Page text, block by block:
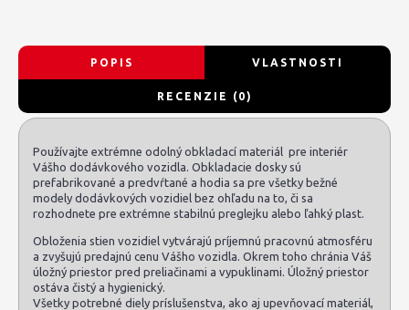
POPIS VLASTNOSTI
RECENZIE (0)
Používajte extrémne odolný obkladací materiál pre interiér
Vášho dodávkového vozidla. Obkladacie dosky sú
prefabrikované a predvŕtané a hodia sa pre všetky bežné
modely dodávkových vozidiel bez ohľadu na to, či sa
rozhodnete pre extrémne stabilnú preglejku alebo ľahký plast.
Obloženia stien vozidiel vytvárajú príjemnú pracovnú atmosféru
a zvyšujú predajnú cenu Vášho vozidla. Okrem toho chránia Váš
úložný priestor pred preliačinami a vypuklinami. Úložný priestor
ostáva čistý a hygienický.
Všetky potrebné diely príslušenstva, ako aj upevňovací materiál,